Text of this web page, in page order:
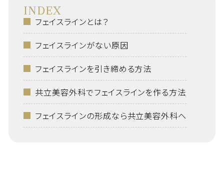
INDEX
フェイスラインとは？
フェイスラインがない原因
フェイスラインを引き締める方法
共立美容外科でフェイスラインを作る方法
フェイスラインの形成なら共立美容外科へ